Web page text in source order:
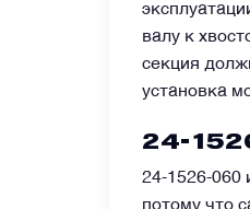
валу к
секция
установка
24-
24-1526-060
Монтажные рамы
Наземное